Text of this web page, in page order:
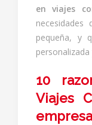
en viajes
pequeña, y
10
Viajes
empresa